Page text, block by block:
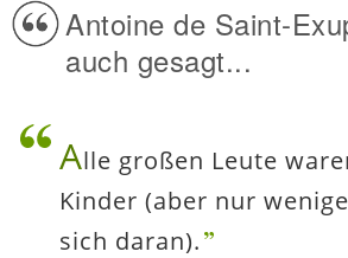
Antoine de Saint-
auch gesagt...
Alle großen Leute
Kinder (aber nur
sich daran).